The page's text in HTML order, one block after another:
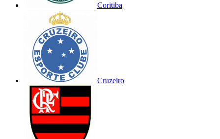
Coritiba
Cruzeiro